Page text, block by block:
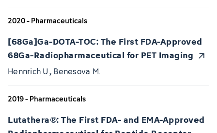
2020 - Pharmaceuticals
[68Ga]Ga-DOTA-TOC: The First FDA-Approved
68Ga-Radiopharmaceutical for PET Imaging
Hennrich U., Benesova M.
2019 - Pharmaceuticals
Lutathera®: The First FDA- and EMA-Approved